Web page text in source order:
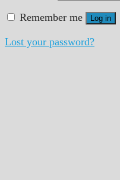
Remember me Log in
Lost your password?